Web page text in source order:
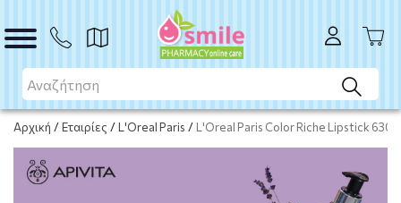
Αρχική /Εταιρίες /L'Oreal Paris / L'Oreal Paris Color Riche Lipstick 630
ΑΓΟΡΑ